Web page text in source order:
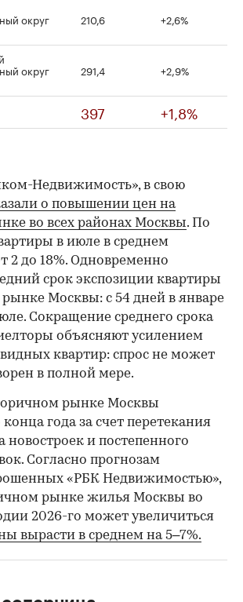
округ 210,6 +2,6%
округ 291,4 +2,9%
397 +1,8%
Недвижимость», в свою
о повышении цен на
во всех районах Москвы. По
в июле в среднем
2 до 18%. Одновременно
срок экспозиции квартиры
Москвы: с 54 дней в январе
Сокращение среднего срока
объясняют усилением
квартир: спрос не может
в полной мере.
рынке Москвы
года за счет перетекания
новостроек и постепенного
Согласно прогнозам
«РБК Недвижимостью»,
рынке жилья Москвы во
2026-го может увеличиться
вырасти в среднем на 5–7%.